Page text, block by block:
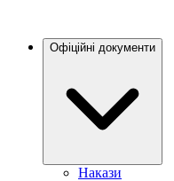
Офіційні документи
Накази